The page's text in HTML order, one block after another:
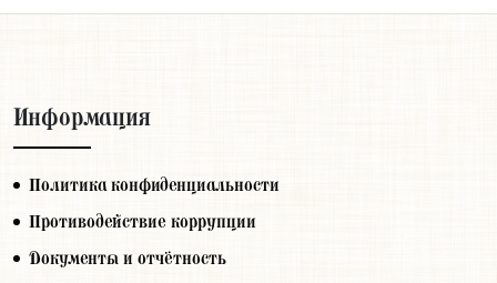
Информация
Политика конфиденциальности
Противодействие коррупции
Документы и отчётность